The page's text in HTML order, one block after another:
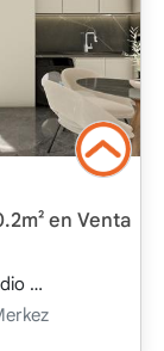
en Venta